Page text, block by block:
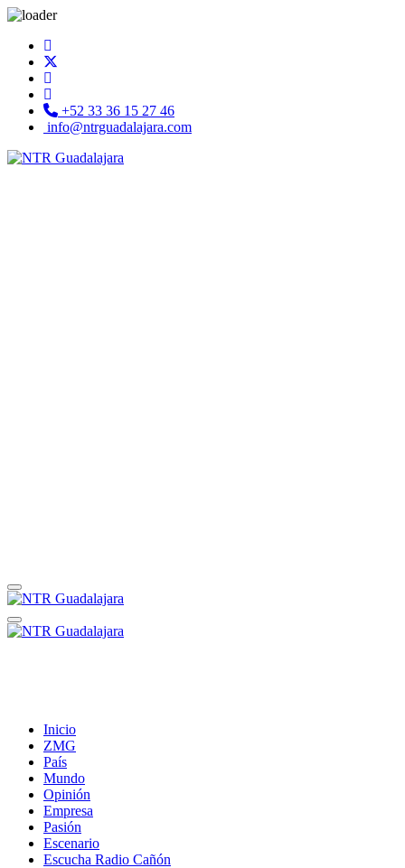
+52 33 36 15 27 46
info@ntrguadalajara.com
Inicio
ZMG
País
Mundo
Opinión
Empresa
Pasión
Escenario
Escucha Radio Cañón